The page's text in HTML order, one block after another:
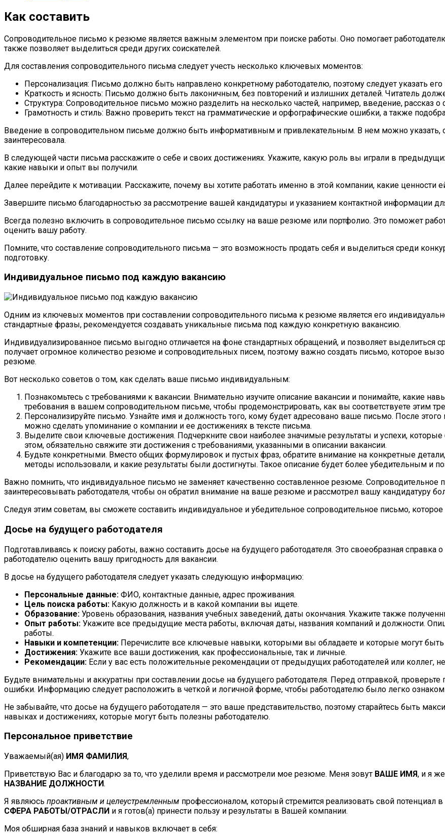
Как составить
Сопроводительное письмо к резюме является важным элементом при поиске работы. Оно помогает
также позволяет выделиться среди других соискателей.
Для составления сопроводительного письма следует учесть несколько ключевых моментов:
Персонализация: Письмо должно быть направлено конкретному работодателю, поэтому следует указать
Краткость и ясность: Письмо должно быть лаконичным, без повторений и излишних деталей. Читатель
Структура: Сопроводительное письмо можно разделить на несколько частей, например, введение, рассказ
Грамотность и стиль: Важно проверить текст на грамматические и орфографические ошибки, а также
Введение в сопроводительном письме должно быть информативным и привлекательным. В нем можно указать,
заинтересовала.
В следующей части письма расскажите о себе и своих достижениях. Укажите, какую роль вы играли в
какие навыки и опыт вы получили.
Далее перейдите к мотивации. Расскажите, почему вы хотите работать именно в этой компании, какие ценности
Завершите письмо благодарностью за рассмотрение вашей кандидатуры и указанием контактной информации
Всегда полезно включить в сопроводительное письмо ссылку на ваше резюме или портфолио. Это поможет
оценить вашу работу.
Помните, что составление сопроводительного письма — это возможность продать себя и выделиться среди
подготовку.
Индивидуальное письмо под каждую вакансию
Одним из ключевых моментов при составлении сопроводительного письма к резюме является его
стандартные фразы, рекомендуется создавать уникальные письма под каждую конкретную вакансию.
Индивидуализированное письмо выгодно отличается на фоне стандартных обращений, и позволяет выделиться
получает огромное количество резюме и сопроводительных писем, поэтому важно создать письмо, которое
резюме.
Вот несколько советов о том, как сделать ваше письмо индивидуальным:
Познакомьтесь с требованиями к вакансии. Внимательно изучите описание вакансии и понимайте, какие
требования в вашем сопроводительном письме, чтобы продемонстрировать, как вы соответствуете этим
Персонализируйте письмо. Узнайте имя и должность того, кому будет адресовано ваше письмо. После
можно сделать упоминание о компании и ее достижениях в тексте письма.
Выделите свои ключевые достижения. Подчеркните свои наиболее значимые результаты и успехи,
этом, обязательно свяжите эти достижения с требованиями, указанными в описании вакансии.
Будьте конкретными. Вместо общих формулировок и пустых фраз, обратите внимание на конкретные
методы использовали, и какие результаты были достигнуты. Такое описание будет более убедительным и
Важно помнить, что индивидуальное письмо не заменяет качественно составленное резюме.
заинтересовывать работодателя, чтобы он обратил внимание на ваше резюме и рассмотрел вашу кандидатуру
Следуя этим советам, вы сможете составить индивидуальное и убедительное сопроводительное письмо,
Досье на будущего работодателя
Подготавливаясь к поиску работы, важно составить досье на будущего работодателя. Это своеобразная
работодателю оценить вашу пригодность для вакансии.
В досье на будущего работодателя следует указать следующую информацию:
Персональные данные: ФИО, контактные данные, адрес проживания.
Цель поиска работы: Какую должность и в какой компании вы ищете.
Образование: Уровень образования, названия учебных заведений, даты окончания. Укажите также
Опыт работы: Укажите все предыдущие места работы, включая даты, названия компаний и должности.
работы.
Навыки и компетенции: Перечислите все ключевые навыки, которыми вы обладаете и которые могут
Достижения: Укажите все ваши достижения, как профессиональные, так и личные.
Рекомендации: Если у вас есть положительные рекомендации от предыдущих работодателей или коллег,
Будьте внимательны и аккуратны при составлении досье на будущего работодателя. Перед отправкой,
ошибки. Информацию следует расположить в четкой и логичной форме, чтобы работодателю было легко
Не забывайте, что досье на будущего работодателя — это ваше представительство, поэтому старайтесь быть
навыках и достижениях, которые могут быть полезны работодателю.
Персональное приветствие
Уважаемый(ая) ИМЯ ФАМИЛИЯ,
Приветствую Вас и благодарю за то, что уделили время и рассмотрели мое резюме. Меня зовут ВАШЕ ИМЯ, и я
НАЗВАНИЕ ДОЛЖНОСТИ.
Я являюсь проактивным и целеустремленным профессионалом, который стремится реализовать свой
СФЕРА РАБОТЫ/ОТРАСЛИ и я готов(а) принести пользу и результаты в Вашей компании.
Моя обширная база знаний и навыков включает в себя: